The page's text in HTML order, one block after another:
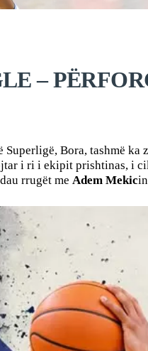
–
Bora, tashmë
i ri i ekipit prishtinas, i
rrugët me Adem Mekic